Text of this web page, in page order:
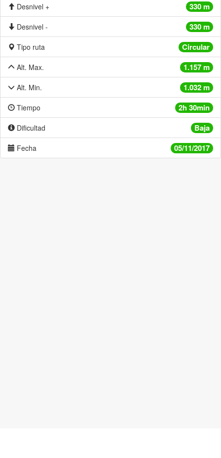
Desnivel + 330 m
Desnivel - 330 m
Tipo ruta Circular
Alt. Max. 1.157 m
Alt. Min. 1.032 m
Tiempo 2h 30min
Dificultad Baja
Fecha 05/11/2017